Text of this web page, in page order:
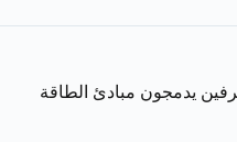
يدمجون مبادئ الطاقة